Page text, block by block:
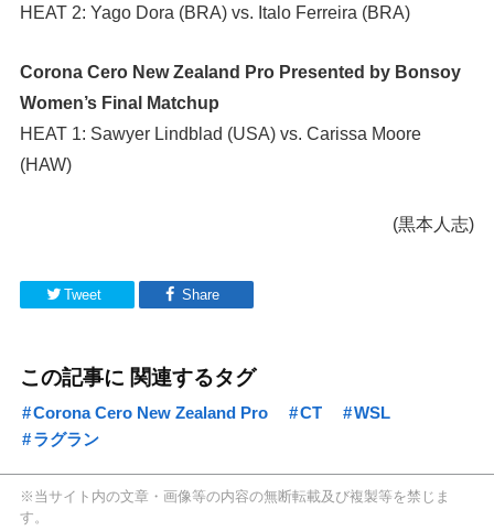
HEAT 2: Yago Dora (BRA) vs. Italo Ferreira (BRA)
Corona Cero New Zealand Pro Presented by Bonsoy
Women’s Final Matchup
HEAT 1: Sawyer Lindblad (USA) vs. Carissa Moore
(HAW)
(黒本人志)
Tweet Share
この記事に 関連するタグ
Corona Cero New Zealand Pro CT
WSL
ラグラン
※当サイト内の文章・画像等の内容の無断転載及び複製等を禁じま
す。